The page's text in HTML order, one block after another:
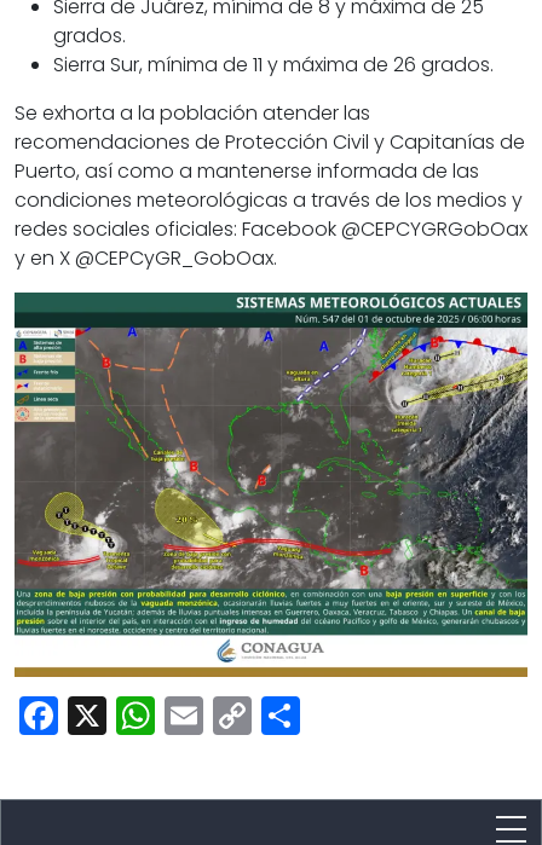
Sierra de Juárez, mínima de 8 y máxima de 25
grados.
Sierra Sur, mínima de 11 y máxima de 26 grados.
Se exhorta a la población atender las
recomendaciones de Protección Civil y Capitanías de
Puerto, así como a mantenerse informada de las
condiciones meteorológicas a través de los medios y
redes sociales oficiales: Facebook @CEPCYGRGobOax
y en X @CEPCyGR_GobOax.
Facebook
X WhatsApp
Email
Copy
Link